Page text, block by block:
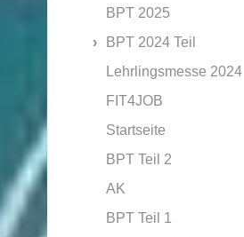
BPT 2025
BPT 2024 Teil
Lehrlingsmesse 2024
FIT4JOB
Startseite
BPT Teil 2
AK
BPT Teil 1